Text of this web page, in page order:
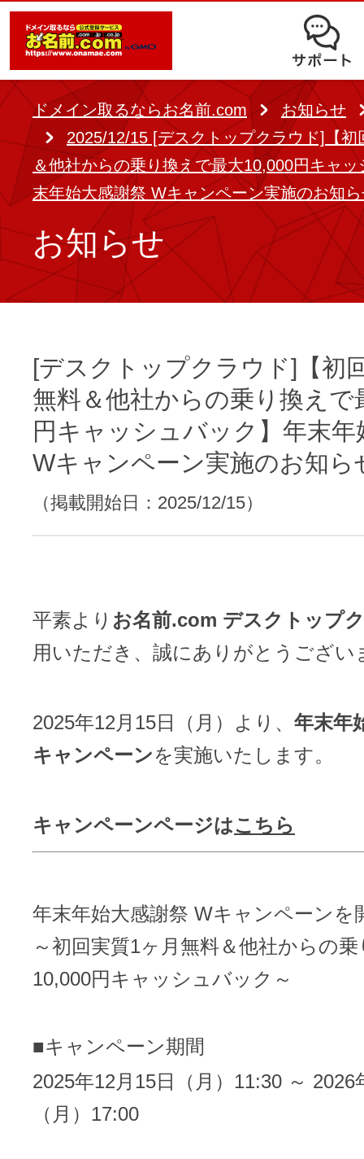
ドメインの期限を更新する
ドメイン更新
ドメイン更新とは
登録者情報変更/ドメインの譲
登録情報変更
ドメインの登録/更新/移管料金
料金一覧
永久無料
（ドメイン
こちら！）
中古ドメインオークション
バックオーダー
.jpドメインバックオーダー
.com/.netドメインバックオ
コラム
中古ドメインのSEO効果は？
使いやすさと高機能の両立を実現
独自ドメイン＋サーバーが初期費用
SSLも無料でコストパフォーマンス
レンタルサーバー
AIホームページパック
も、AIにまかせてホームページを簡
ことが可能です。
AIホームページパック
WordPressテーマShop
販価格より安くご購入いただけます
メール配信システム
月869円～で配信し放題 販売促進や
メールマーケティング
Linuxの運用に最適な仮想化環境を用
VPS
ドメインオプション
ドメイン登録者宛のメール転送も可
Whois情報公開代行
お持ちのドメインを売るなら
ドメイン売買サービス
レンタルDNS/セカンダリDNS
DNS管理サービス
不要になったドメインを安全・簡単
管理画面内での操作制限を可能に
ドメインプロテクション
ドメインパーキング
メール転送/URL転送
ドメインのセキュリティ診断を
サポート
サービスに関するご不明点を
よくある質問
ヘルプ
契約管理画面（お名前.com Navi）の
サーバー設定のご案内
設定ガイド一覧
SPAMや違法サイトの報告は
メンテナンスと障害情報のお知らせ
メール・電話・チャットはこ
販売パートナー制度
ドメイン販売パートナー
ドメイン取るならお名前.com
お知らせ
2025/12/15 [デスクトップクラウド]【初
＆他社からの乗り換えで最大10,000円キャ
末年始大感謝祭 Wキャンペーン実施のお知
お知らせ
[デスクトップクラウド]【初
無料＆他社からの乗り換えで
円キャッシュバック】年末年
Wキャンペーン実施のお知ら
（掲載開始日：2025/12/15）
平素より お名前.com デスクトップ
用いただき、誠にありがとうござい
2025年12月15日（月）より、 年末年
キャンペーンを実施いたします。
キャンペーンページはこちら
年末年始大感謝祭 Wキャンペーンを
～初回実質1ヶ月無料＆他社からの
10,000円キャッシュバック～
■キャンペーン期間
2025年12月15日（月）11:30 ～ 2026
（月）17:00